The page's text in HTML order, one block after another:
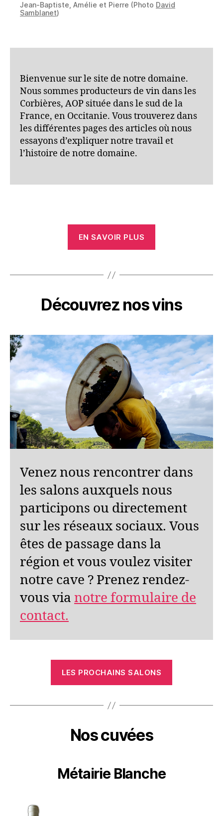
Jean-Baptiste, Amélie et Pierre (Photo David
Samblanet)
Bienvenue sur le site de notre domaine.
Nous sommes producteurs de vin dans les
Corbières, AOP située dans le sud de la
France, en Occitanie. Vous trouverez dans
les différentes pages des articles où nous
essayons d’expliquer notre travail et
l’histoire de notre domaine.
EN SAVOIR PLUS
Découvrez nos vins
Venez nous rencontrer dans
les salons auxquels nous
participons ou directement
sur les réseaux sociaux. Vous
êtes de passage dans la
région et vous voulez visiter
notre cave ? Prenez rendez-
vous via notre formulaire de
contact.
LES PROCHAINS SALONS
Nos cuvées
Métairie Blanche